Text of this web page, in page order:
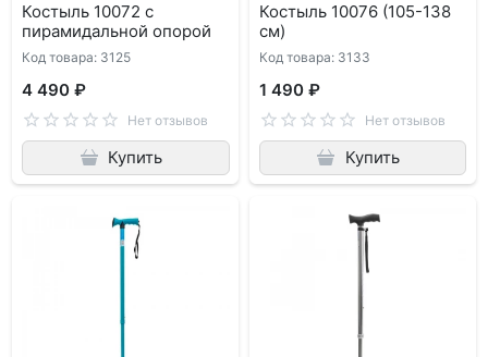
Костыль 10072 с
пирамидальной опорой
Код товара: 3125
4 490 ₽
Нет отзывов
Купить
Костыль 10076 (105-138
см)
Код товара: 3133
1 490 ₽
Нет отзывов
Купить